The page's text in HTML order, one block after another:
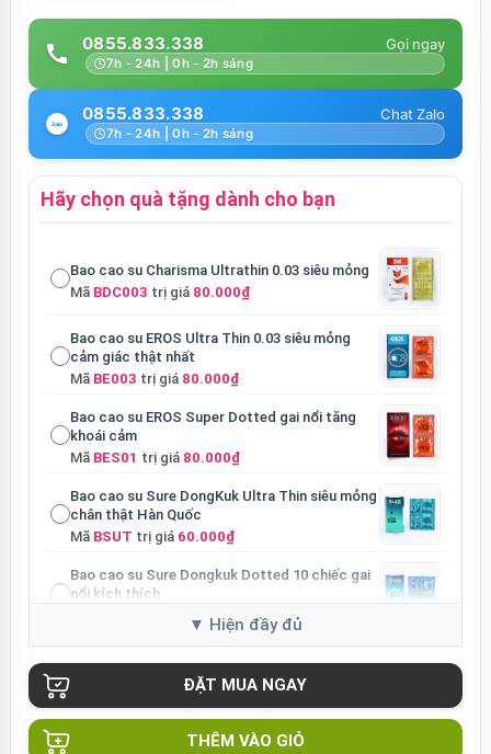
0855.833.338
7h - 24h | 0h - 2h sáng
0855.833.338
7h - 24h | 0h - 2h sáng
Hãy chọn quà tặng dành cho bạn
Bao cao su Charisma Ultrathin 0.03 siêu mỏng
Mã BDC003 trị giá 80.000₫
Bao cao su EROS Ultra Thin 0.03 siêu mỏng
cảm giác thật nhất
Mã BE003 trị giá 80.000₫
Bao cao su EROS Super Dotted gai nổi tăng
khoái cảm
Mã BES01 trị giá 80.000₫
Bao cao su Sure DongKuk Ultra Thin siêu mỏng
chân thật Hàn Quốc
Mã BSUT trị giá 60.000₫
Bao cao su Sure Dongkuk Dotted 10 chiếc gai
nổi kích thích
60.000₫
trị giá70.000₫
Ốp lưng MagSafe iPhone 16 Pro Max Clear
THÊM VÀO GIỎ